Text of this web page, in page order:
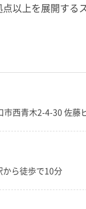
以上を展開する
市西青木2-4-30 佐藤
から徒歩で10分